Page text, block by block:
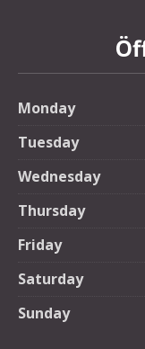
Monday
Tuesday
Wednesday
Thursday
Friday
Saturday
Sunday